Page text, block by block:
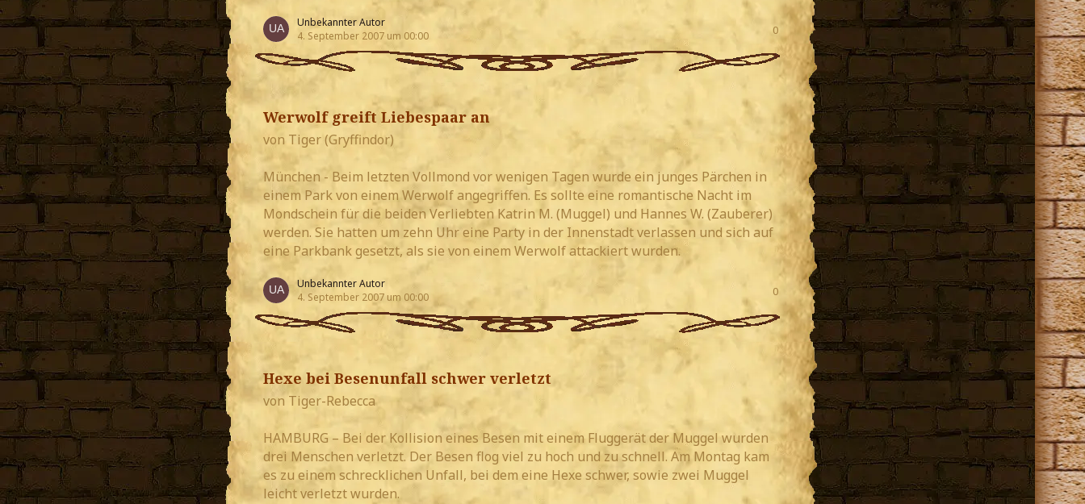
Unbekannter Autor
4. September 2007 um 00:00
0
Werwolf greift Liebespaar an
von Tiger (Gryffindor)
München - Beim letzten Vollmond vor wenigen Tagen wurde ein junges Pärchen in
einem Park von einem Werwolf angegriffen. Es sollte eine romantische Nacht im
Mondschein für die beiden Verliebten Katrin M. (Muggel) und Hannes W. (Zauberer)
werden. Sie hatten um zehn Uhr eine Party in der Innenstadt verlassen und sich auf
eine Parkbank gesetzt, als sie von einem Werwolf attackiert wurden.
Unbekannter Autor
4. September 2007 um 00:00
0
Hexe bei Besenunfall schwer verletzt
von Tiger-Rebecca
HAMBURG – Bei der Kollision eines Besen mit einem Fluggerät der Muggel wurden
drei Menschen verletzt. Der Besen flog viel zu hoch und zu schnell. Am Montag kam
es zu einem schrecklichen Unfall, bei dem eine Hexe schwer, sowie zwei Muggel
leicht verletzt wurden.